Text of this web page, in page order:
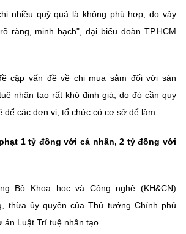
nhiều quỹ quá là không phù hợp, do vậy
ràng, minh bạch", đại biểu đoàn TP.HCM
cập vấn đề về chi mua sắm đối với sản
nhân tạo rất khó định giá, do đó cần quy
để các đơn vị, tổ chức có cơ sở để làm.
1 tỷ đồng với cá nhân, 2 tỷ đồng với
Bộ Khoa học và Công nghệ (KH&CN)
thừa ủy quyền của Thủ tướng Chính phủ
Luật Trí tuệ nhân tạo.